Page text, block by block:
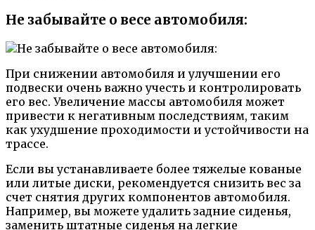
Не забывайте о весе автомобиля:
При снижении автомобиля и улучшении его
подвески очень важно учесть и контролировать
его вес. Увеличение массы автомобиля может
привести к негативным последствиям, таким
как ухудшение проходимости и устойчивости на
трассе.
Если вы устанавливаете более тяжелые кованые
или литые диски, рекомендуется снизить вес за
счет снятия других компонентов автомобиля.
Например, вы можете удалить задние сиденья,
заменить штатные сиденья на легкие